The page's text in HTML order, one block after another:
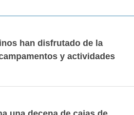
han disfrutado de la
y actividades